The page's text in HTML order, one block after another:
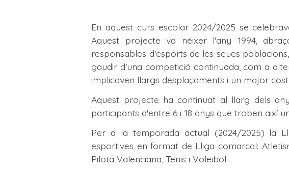
En aquest curs escolar 2024/2025 se
Aquest projecte va néixer l'any 1994,
responsables d'esports de les seues
gaudir d'una competició continuada, com a
implicaven llargs desplaçaments i un major cost.
Aquest projecte ha continuat al llarg dels
participants d'entre 6 i 18 anys que troben així
Per a la temporada actual (2024/2025) la
esportives en format de Lliga comarcal:
Pilota Valenciana, Tenis i Voleibol.